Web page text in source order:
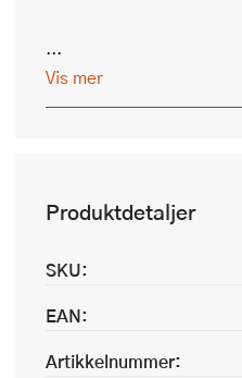
...
Vis mer
Produktdetaljer
SKU:
EAN:
Artikkelnummer: